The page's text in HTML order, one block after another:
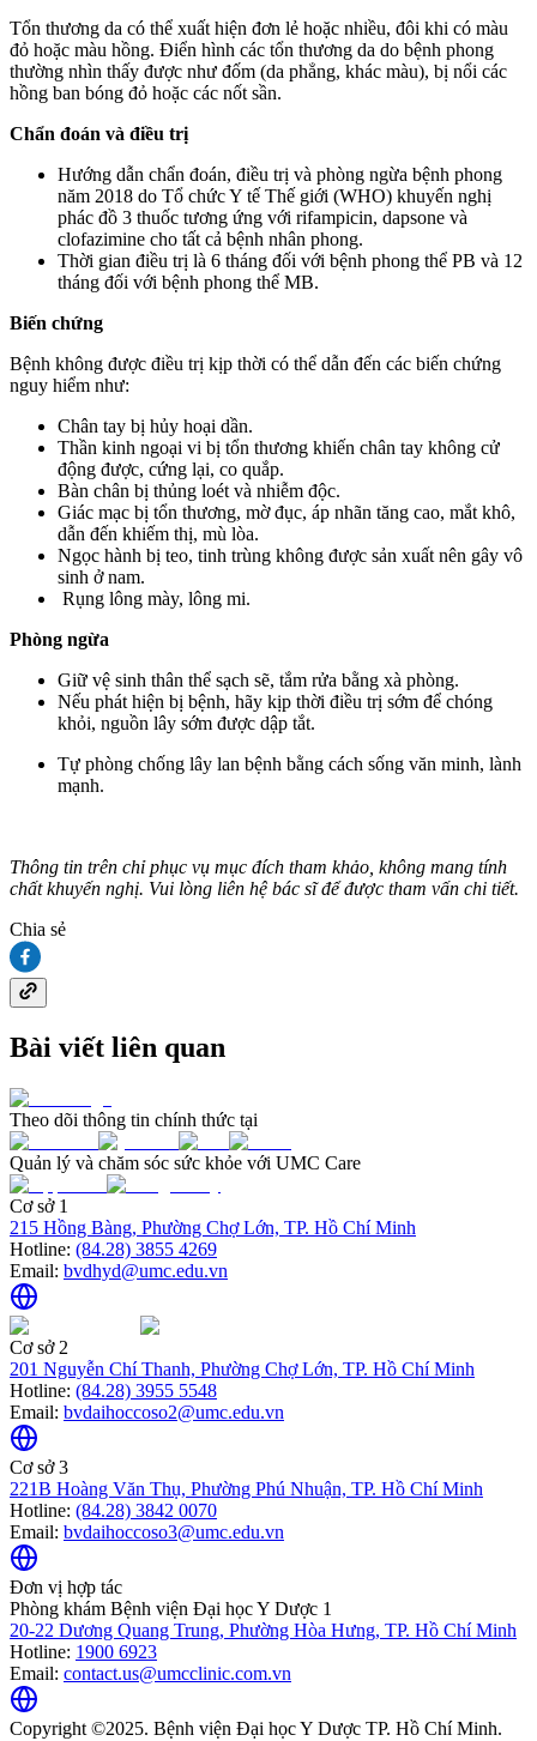
Tổn thương da có thể xuất hiện đơn lẻ hoặc nhiều, đôi khi có màu
đỏ hoặc màu hồng. Điển hình các tổn thương da do bệnh phong
thường nhìn thấy được như đốm (da phẳng, khác màu), bị nổi các
hồng ban bóng đỏ hoặc các nốt sần.
Chẩn đoán và điều trị
Hướng dẫn chẩn đoán, điều trị và phòng ngừa bệnh phong
năm 2018 do Tổ chức Y tế Thế giới (WHO) khuyến nghị
phác đồ 3 thuốc tương ứng với rifampicin, dapsone và
clofazimine cho tất cả bệnh nhân phong.
Thời gian điều trị là 6 tháng đối với bệnh phong thể PB và 12
tháng đối với bệnh phong thể MB.
Biến chứng
Bệnh không được điều trị kịp thời có thể dẫn đến các biến chứng
nguy hiểm như:
Chân tay bị hủy hoại dần.
Thần kinh ngoại vi bị tổn thương khiến chân tay không cử
động được, cứng lại, co quắp.
Bàn chân bị thủng loét và nhiễm độc.
Giác mạc bị tổn thương, mờ đục, áp nhãn tăng cao, mắt khô,
dẫn đến khiếm thị, mù lòa.
Ngọc hành bị teo, tinh trùng không được sản xuất nên gây vô
sinh ở nam.
Rụng lông mày, lông mi.
Phòng ngừa
Giữ vệ sinh thân thể sạch sẽ, tắm rửa bằng xà phòng.
Nếu phát hiện bị bệnh, hãy kịp thời điều trị sớm để chóng
khỏi, nguồn lây sớm được dập tắt.
Tự phòng chống lây lan bệnh bằng cách sống văn minh, lành
mạnh.
Thông tin trên chỉ phục vụ mục đích tham khảo, không mang tính
chất khuyến nghị. Vui lòng liên hệ bác sĩ để được tham vấn chi tiết.
Chia sẻ
Bài viết liên quan
Theo dõi thông tin chính thức tại
Quản lý và chăm sóc sức khỏe với UMC Care
Cơ sở 1
215 Hồng Bàng, Phường Chợ Lớn, TP. Hồ Chí Minh
Hotline: (84.28) 3855 4269
Email: bvdhyd@umc.edu.vn
Cơ sở 2
201 Nguyễn Chí Thanh, Phường Chợ Lớn, TP. Hồ Chí Minh
Hotline: (84.28) 3955 5548
Email: bvdaihoccoso2@umc.edu.vn
Cơ sở 3
221B Hoàng Văn Thụ, Phường Phú Nhuận, TP. Hồ Chí Minh
Hotline: (84.28) 3842 0070
Email: bvdaihoccoso3@umc.edu.vn
Đơn vị hợp tác
Phòng khám Bệnh viện Đại học Y Dược 1
20-22 Dương Quang Trung, Phường Hòa Hưng, TP. Hồ Chí Minh
Hotline: 1900 6923
Email: contact.us@umcclinic.com.vn
Copyright ©2025. Bệnh viện Đại học Y Dược TP. Hồ Chí Minh.